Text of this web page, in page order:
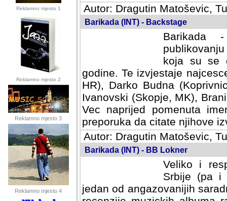
Reklamno mjesto 1
Reklamno mjesto 2
Reklamno mjesto 3
Reklamno mjesto 4
Autor: Dragutin Matoševic,
Barikada (INT) - Backstage
Barikada
koja su se
godine. Te izvjestaje
HR), Darko Budna
Ivanovski (Skopje, MK),
Vec naprijed pomenuta
preporuka da citate njihove
Autor: Dragutin Matoševic,
Barikada (INT) - BB Lokner
Veliko i
Srbije (pa i
jedan od angazovanijih